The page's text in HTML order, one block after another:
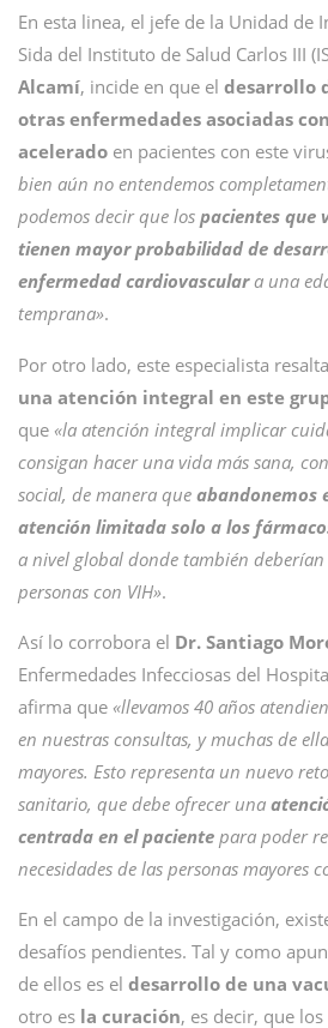
En esta linea, el jefe de la Unidad de
Sida del Instituto de Salud Carlos III
Alcamí, incide en que el desarrollo
otras enfermedades asociadas
acelerado en pacientes con este
bien aún no entendemos
podemos decir que los pacientes que
tienen mayor probabilidad de
enfermedad cardiovasculara una
temprana».
Por otro lado, este especialista
una atención integral en este
que «la atención integral implicar
consigan hacer una vida más sana,
social, de manera que abandonemos
atención limitada solo a los
a nivel global donde también
personas con VIH».
Así lo corrobora el Dr. Santiago
Enfermedades Infecciosas del
afirma que «llevamos 40 años
en nuestras consultas, y muchas de
mayores. Esto representa un nuevo
sanitario, que debe ofrecer una
centrada en el paciente para poder
necesidades de las personas mayores
En el campo de la investigación,
desafíos pendientes. Tal y como
de ellos es el desarrollo de una
otro es la curación, es decir, que